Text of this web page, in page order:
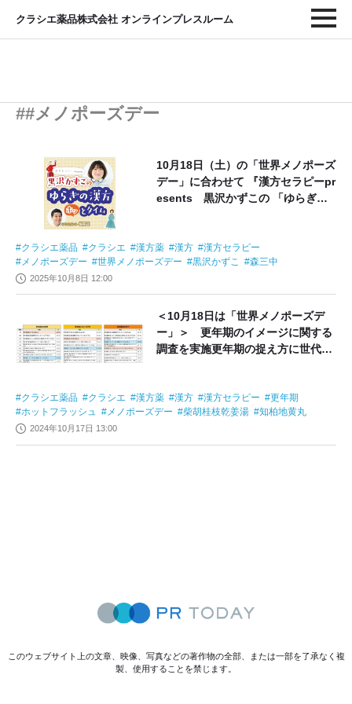
クラシエ薬品株式会社 オンラインプレスルーム
##メノポーズデー
10月18日（土）の「世界メノポーズ
デー」に合わせて 『漢方セラピーpr
esents 黒沢かずこの 「ゆらぎの
クラシエ薬品 クラシエ 漢方薬 漢方
漢方セラピー
メノポーズデー
世界メノポーズデー 黒沢かずこ 森三中
2025年10月8日 12:00
＜10月18日は「世界メノポーズデ
ー」＞ 更年期のイメージに関する
調査を実施更年期の捉え方に世代間
クラシエ薬品 クラシエ 漢方薬 漢方 漢方セラピー
更年期
ホットフラッシュ
メノポーズデー 柴胡桂枝乾姜湯 知柏地黄丸
2024年10月17日 13:00
このウェブサイト上の文章、映像、写真などの著作物の全部、または一部を了承なく複
製、使用することを禁じます。